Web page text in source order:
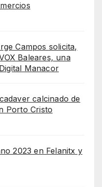
Campos solicita,
Baleares, una
Manacor
calcinado de
Porto Cristo
2023 en Felanitx y